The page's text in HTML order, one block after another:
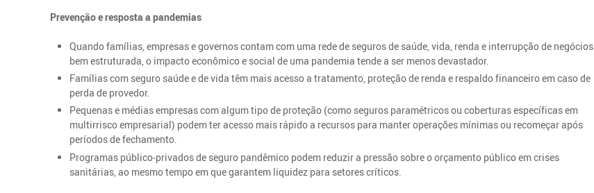
Prevenção e resposta a pandemias
Quando famílias, empresas e governos contam com uma rede de seguros de saúde, vida, renda e interrupção de negócios
bem estruturada, o impacto econômico e social de uma pandemia tende a ser menos devastador.
Famílias com seguro saúde e de vida têm mais acesso a tratamento, proteção de renda e respaldo financeiro em caso de
perda de provedor.
Pequenas e médias empresas com algum tipo de proteção (como seguros paramétricos ou coberturas específicas em
multirrisco empresarial) podem ter acesso mais rápido a recursos para manter operações mínimas ou recomeçar após
períodos de fechamento.
Programas público‑privados de seguro pandêmico podem reduzir a pressão sobre o orçamento público em crises
sanitárias, ao mesmo tempo em que garantem liquidez para setores críticos.